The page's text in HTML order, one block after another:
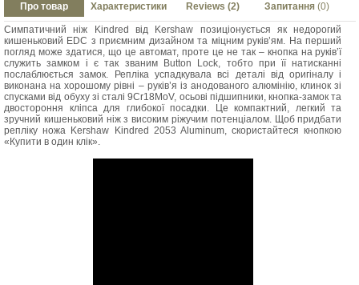
Про товар Характеристики Reviews (2) Запитання (0)
Симпатичний ніж Kindred від Kershaw позиціонується як недорогий
кишеньковий EDC з приємним дизайном та міцним руків’ям. На перший
погляд може здатися, що це автомат, проте це не так – кнопка на руків’ї
служить замком і є так званим Button Lock, тобто при її натисканні
послаблюється замок. Репліка успадкувала всі деталі від оригіналу і
виконана на хорошому рівні – руків’я із анодованого алюмінію, клинок зі
спусками від обуху зі сталі 9Cr18MoV, осьові підшипники, кнопка-замок та
двостороння кліпса для глибокої посадки. Це компактний, легкий та
зручний кишеньковий ніж з високим ріжучим потенціалом. Щоб придбати
репліку ножа Kershaw Kindred 2053 Aluminum, скористайтеся кнопкою
«Купити в один клік».